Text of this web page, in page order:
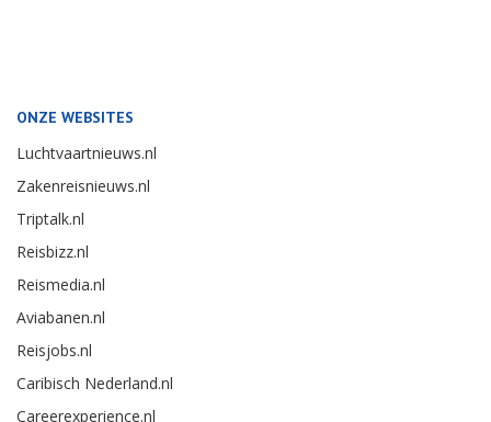
ONZE WEBSITES
Luchtvaartnieuws.nl
Zakenreisnieuws.nl
Triptalk.nl
Reisbizz.nl
Reismedia.nl
Aviabanen.nl
Reisjobs.nl
Caribisch Nederland.nl
Careerexperience.nl